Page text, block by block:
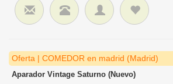
Oferta | COMEDOR en madrid (Madrid)
Aparador Vintage Saturno (Nuevo)